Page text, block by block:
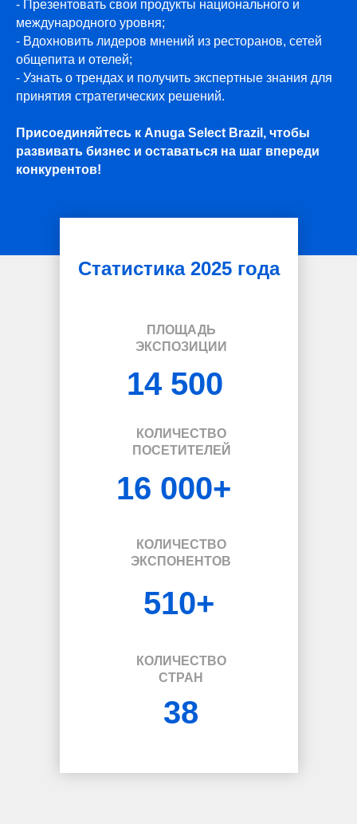
- Презентовать свои продукты национального и
международного уровня;
- Вдохновить лидеров мнений из ресторанов, сетей
общепита и отелей;
- Узнать о трендах и получить экспертные знания для
принятия стратегических решений.
Присоединяйтесь к Anuga Select Brazil, чтобы
развивать бизнес и оставаться на шаг впереди
конкурентов!
Статистика 2025 года
16 000+
КОЛИЧЕСТВО
ПОСЕТИТЕЛЕЙ
14 500
ПЛОЩАДЬ
ЭКСПОЗИЦИИ
КОЛИЧЕСТВО
ЭКСПОНЕНТОВ
510+
КОЛИЧЕСТВО
СТРАН
38